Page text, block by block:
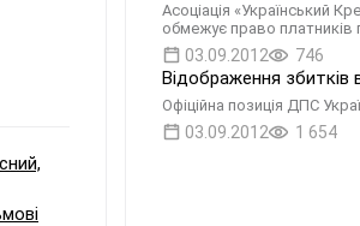
Асоціація «Український
обмежує право платників
03.09.2012 746
Відображення збитків
Офіційна позиція ДПС
03.09.2012 1 654